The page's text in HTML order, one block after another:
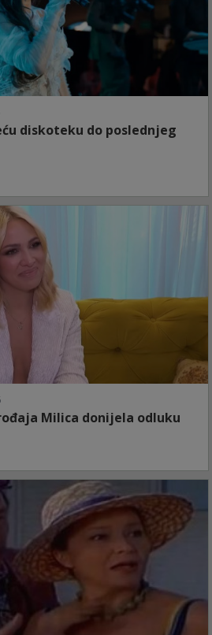
diskoteku do poslednjeg
Milica donijela odluku